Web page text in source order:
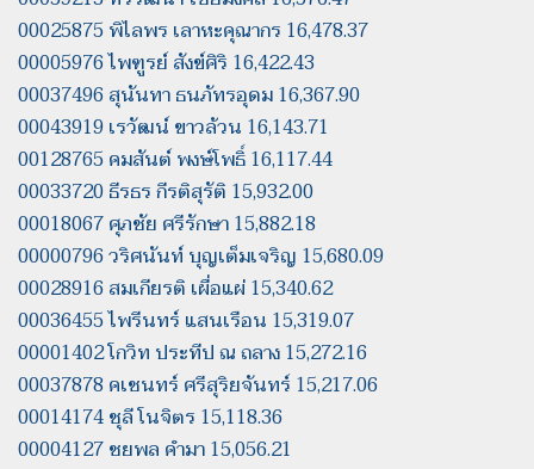
00025875 พิไลพร เลาหะคุณากร 16,478.37
00005976 ไพฑูรย์ สังข์ศิริ 16,422.43
00037496 สุนันทา ธนภัทรอุดม 16,367.90
00043919 เรวัฒน์ ขาวล้วน 16,143.71
00128765 คมสันต์ พงษ์โพธิ์ 16,117.44
00033720 ธีรธร กีรติสุรัติ 15,932.00
00018067 ศุภชัย ศรีรักษา 15,882.18
00000796 วริศนันท์ บุญเต็มเจริญ 15,680.09
00028916 สมเกียรติ เผื่อแผ่ 15,340.62
00036455 ไพรีนทร์ แสนเรือน 15,319.07
00001402 โกวิท ประทีป ณ ถลาง 15,272.16
00037878 คเชนทร์ ศรีสุริยจันทร์ 15,217.06
00014174 ชุลี โนจิตร 15,118.36
00004127 ชยพล คำมา 15,056.21